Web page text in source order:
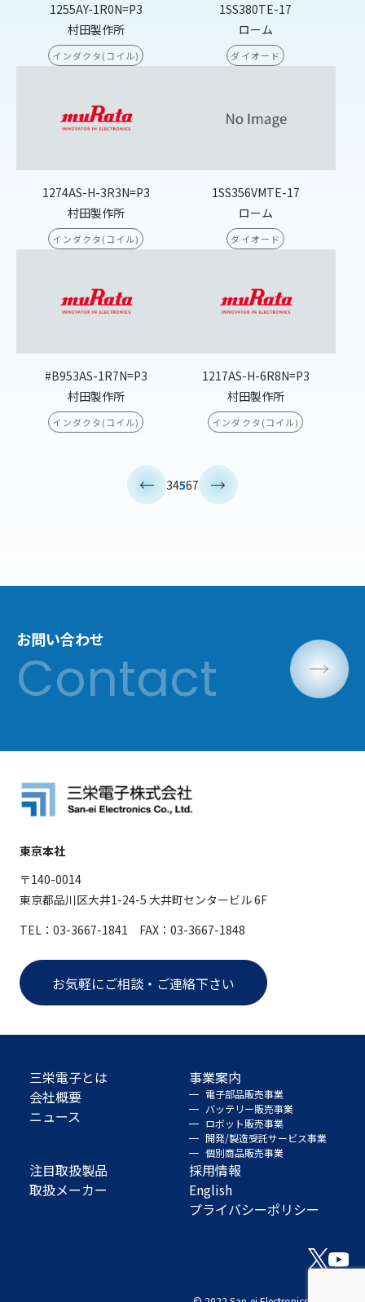
1255AY-1R0N=P3
村田製作所
インダクタ(コイル)
1SS380TE-17
ローム
ダイオード
1274AS-H-3R3N=P3
村田製作所
インダクタ(コイル)
1SS356VMTE-17
ローム
ダイオード
#B953AS-1R7N=P3
村田製作所
インダクタ(コイル)
1217AS-H-6R8N=P3
村田製作所
インダクタ(コイル)
34567
お問い合わせ
東京本社
〒140-0014
東京都品川区大井1-24-5 大井町センタービル 6F
TEL：03-3667-1841 FAX：03-3667-1848
お気軽にご相談・ご連絡下さい
三栄電子とは
会社概要
ニュース
事業案内
電子部品販売事業
バッテリー販売事業
ロボット販売事業
開発/製造受託サービス事業
個別商品販売事業
注目取扱製品
取扱メーカー
採用情報
English
プライバシーポリシー